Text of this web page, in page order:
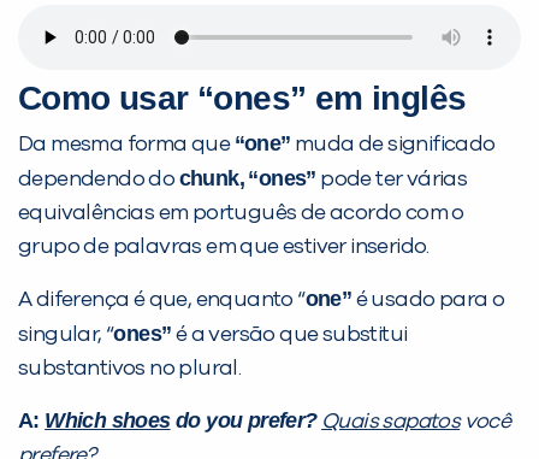
Como usar “ones” em inglês
Da mesma forma que “one” muda de significado
dependendo do chunk, “ones” pode ter várias
equivalências em português de acordo com o
grupo de palavras em que estiver inserido.
A diferença é que, enquanto “one” é usado para o
singular, “ones” é a versão que substitui
substantivos no plural.
A: Which shoesdo you prefer? Quais sapatosvocê